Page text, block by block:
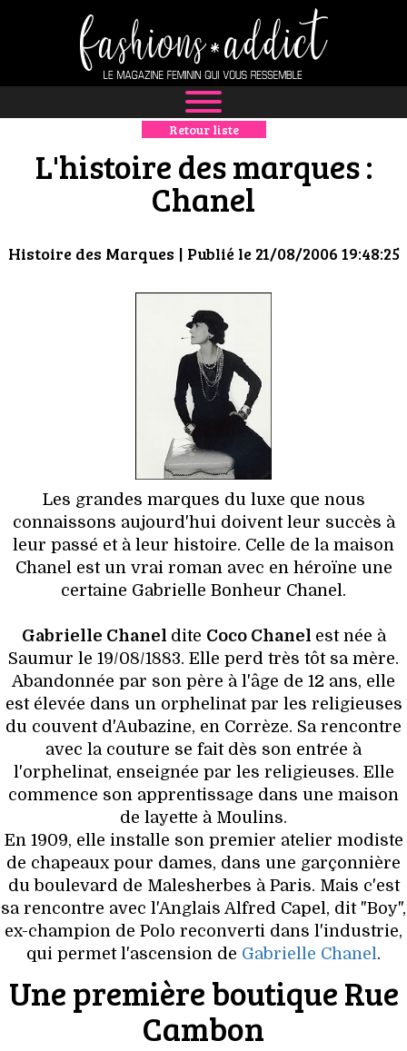
NEWS
MODE
BOUTIQUE
CULTURE
HIGH TECH
MAISON
AUTO
LIEUX TENDANCES
BEAUTÉ
MODE DE RUE
JEUNES CRÉATEURS
HISTOIRE DES MARQUES
DÉCO
VOYAGES & LOISIRS
Retour liste
L'histoire des marques :
Chanel
Histoire des Marques | Publié le 21/08/2006 19:48:25
Les grandes marques du luxe que nous
connaissons aujourd'hui doivent leur succès à
leur passé et à leur histoire. Celle de la maison
Chanel est un vrai roman avec en héroïne une
certaine Gabrielle Bonheur Chanel.
Gabrielle Chanel dite Coco Chanel est née à
Saumur le 19/08/1883. Elle perd très tôt sa mère.
Abandonnée par son père à l'âge de 12 ans, elle
est élevée dans un orphelinat par les religieuses
du couvent d'Aubazine, en Corrèze. Sa rencontre
avec la couture se fait dès son entrée à
l'orphelinat, enseignée par les religieuses. Elle
commence son apprentissage dans une maison
de layette à Moulins.
En 1909, elle installe son premier atelier modiste
de chapeaux pour dames, dans une garçonnière
du boulevard de Malesherbes à Paris. Mais c'est
sa rencontre avec l'Anglais Alfred Capel, dit "Boy",
ex-champion de Polo reconverti dans l'industrie,
qui permet l'ascension de Gabrielle Chanel.
Une première boutique Rue
Cambon